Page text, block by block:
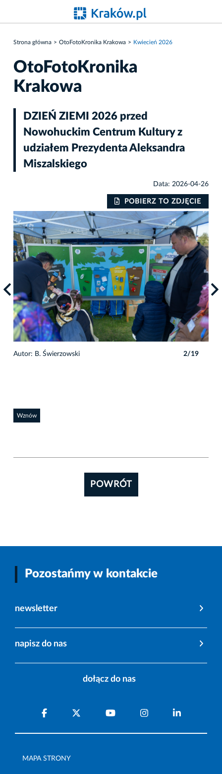
Strona główna OtoFotoKronika Krakowa Kwiecień 2026
OtoFotoKronika
Krakowa
DZIEŃ ZIEMI 2026 przed
Nowohuckim Centrum Kultury z
udziałem Prezydenta Aleksandra
Miszalskiego
Data: 2026-04-26
POBIERZ TO ZDJĘCIE
Autor: B. Świerzowski 2/19
Wznów
POWRÓT
Pozostańmy w kontakcie
newsletter
napisz do nas
dołącz do nas
MAPA STRONY